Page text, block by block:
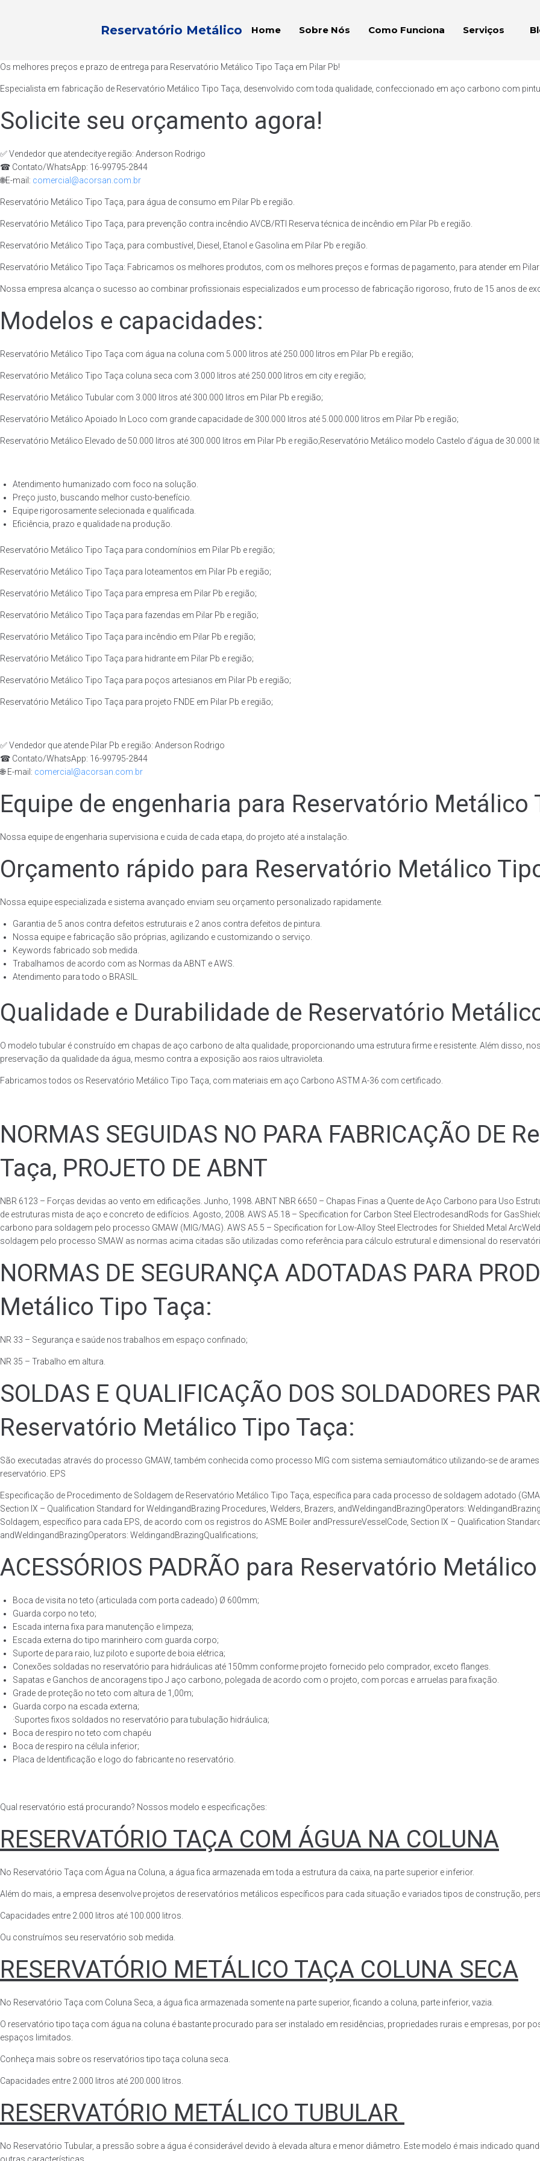
Reservatório Metálico Home Sobre Nós Como Funciona Serviços
Os melhores preços e prazo de entrega para Reservatório Metálico Tipo Taça em Pilar Pb!
Especialista em fabricação de Reservatório Metálico Tipo Taça, desenvolvido com toda qualidade, confeccionado em aço carbono com
Solicite seu orçamento agora!
✅ Vendedor que atendecitye região: Anderson Rodrigo
☎ Contato/WhatsApp: 16-99795-2844
🌐E-mail: comercial@acorsan.com.br
Reservatório Metálico Tipo Taça, para água de consumo em Pilar Pb e região.
Reservatório Metálico Tipo Taça, para prevenção contra incêndio AVCB/RTI Reserva técnica de incêndio em Pilar Pb e região.
Reservatório Metálico Tipo Taça, para combustível, Diesel, Etanol e Gasolina em Pilar Pb e região.
Reservatório Metálico Tipo Taça: Fabricamos os melhores produtos, com os melhores preços e formas de pagamento, para atender em Pilar
Nossa empresa alcança o sucesso ao combinar profissionais especializados e um processo de fabricação rigoroso, fruto de 15 anos de
Modelos e capacidades:
Reservatório Metálico Tipo Taça com água na coluna com 5.000 litros até 250.000 litros em Pilar Pb e região;
Reservatório Metálico Tipo Taça coluna seca com 3.000 litros até 250.000 litros em city e região;
Reservatório Metálico Tubular com 3.000 litros até 300.000 litros em Pilar Pb e região;
Reservatório Metálico Apoiado In Loco com grande capacidade de 300.000 litros até 5.000.000 litros em Pilar Pb e região;
Reservatório Metálico Elevado de 50.000 litros até 300.000 litros em Pilar Pb e região;Reservatório Metálico modelo Castelo d’água de 30.000
Atendimento humanizado com foco na solução.
Preço justo, buscando melhor custo-benefício.
Equipe rigorosamente selecionada e qualificada.
Eficiência, prazo e qualidade na produção.
Reservatório Metálico Tipo Taça para condomínios em Pilar Pb e região;
Reservatório Metálico Tipo Taça para loteamentos em Pilar Pb e região;
Reservatório Metálico Tipo Taça para empresa em Pilar Pb e região;
Reservatório Metálico Tipo Taça para fazendas em Pilar Pb e região;
Reservatório Metálico Tipo Taça para incêndio em Pilar Pb e região;
Reservatório Metálico Tipo Taça para hidrante em Pilar Pb e região;
Reservatório Metálico Tipo Taça para poços artesianos em Pilar Pb e região;
Reservatório Metálico Tipo Taça para projeto FNDE em Pilar Pb e região;
✅ Vendedor que atende Pilar Pb e região: Anderson Rodrigo
☎ Contato/WhatsApp: 16-99795-2844
🌐 E-mail: comercial@acorsan.com.br
Equipe de engenharia para Reservatório Metálico
Nossa equipe de engenharia supervisiona e cuida de cada etapa, do projeto até a instalação.
Orçamento rápido para Reservatório Metálico
Nossa equipe especializada e sistema avançado enviam seu orçamento personalizado rapidamente.
Garantia de 5 anos contra defeitos estruturais e 2 anos contra defeitos de pintura.
Nossa equipe e fabricação são próprias, agilizando e customizando o serviço.
Keywords fabricado sob medida.
Trabalhamos de acordo com as Normas da ABNT e AWS.
Atendimento para todo o BRASIL.
Qualidade e Durabilidade de Reservatório
O modelo tubular é construído em chapas de aço carbono de alta qualidade, proporcionando uma estrutura firme e resistente. Além disso,
preservação da qualidade da água, mesmo contra a exposição aos raios ultravioleta.
Fabricamos todos os Reservatório Metálico Tipo Taça, com materiais em aço Carbono ASTM A-36 com certificado.
NORMAS SEGUIDAS NO PARA FABRICAÇÃO DE
Taça, PROJETO DE ABNT
NBR 6123 – Forças devidas ao vento em edificações. Junho, 1998. ABNT NBR 6650 – Chapas Finas a Quente de Aço Carbono para Uso
de estruturas mista de aço e concreto de edifícios. Agosto, 2008. AWS A5.18 – Specification for Carbon Steel ElectrodesandRods for
carbono para soldagem pelo processo GMAW (MIG/MAG). AWS A5.5 – Specification for Low-Alloy Steel Electrodes for Shielded Metal
soldagem pelo processo SMAW as normas acima citadas são utilizadas como referência para cálculo estrutural e dimensional do
NORMAS DE SEGURANÇA ADOTADAS PARA
Metálico Tipo Taça:
NR 33 – Segurança e saúde nos trabalhos em espaço confinado;
NR 35 – Trabalho em altura.
SOLDAS E QUALIFICAÇÃO DOS SOLDADORES
Reservatório Metálico Tipo Taça:
São executadas através do processo GMAW, também conhecida como processo MIG com sistema semiautomático utilizando-se de
reservatório. EPS
Especificação de Procedimento de Soldagem de Reservatório Metálico Tipo Taça, específica para cada processo de soldagem adotado
Section IX – Qualification Standard for WeldingandBrazing Procedures, Welders, Brazers, andWeldingandBrazingOperators:
Soldagem, específico para cada EPS, de acordo com os registros do ASME Boiler andPressureVesselCode, Section IX – Qualification
andWeldingandBrazingOperators: WeldingandBrazingQualifications;
ACESSÓRIOS PADRÃO para Reservatório
Boca de visita no teto (articulada com porta cadeado) Ø 600mm;
Guarda corpo no teto;
Escada interna fixa para manutenção e limpeza;
Escada externa do tipo marinheiro com guarda corpo;
Suporte de para raio, luz piloto e suporte de boia elétrica;
Conexões soldadas no reservatório para hidráulicas até 150mm conforme projeto fornecido pelo comprador, exceto flanges.
Sapatas e Ganchos de ancoragens tipo J aço carbono, polegada de acordo com o projeto, com porcas e arruelas para fixação.
Grade de proteção no teto com altura de 1,00m;
Guarda corpo na escada externa;
·Suportes fixos soldados no reservatório para tubulação hidráulica;
Boca de respiro no teto com chapéu
Boca de respiro na célula inferior;
Placa de Identificação e logo do fabricante no reservatório.
Qual reservatório está procurando? Nossos modelo e especificações:
RESERVATÓRIO TAÇA COM ÁGUA NA COLUNA
No Reservatório Taça com Água na Coluna, a água fica armazenada em toda a estrutura da caixa, na parte superior e inferior.
Além do mais, a empresa desenvolve projetos de reservatórios metálicos específicos para cada situação e variados tipos de construção,
Capacidades entre 2.000 litros até 100.000 litros.
Ou construímos seu reservatório sob medida.
RESERVATÓRIO METÁLICO TAÇA COLUNA SECA
No Reservatório Taça com Coluna Seca, a água fica armazenada somente na parte superior, ficando a coluna, parte inferior, vazia.
O reservatório tipo taça com água na coluna é bastante procurado para ser instalado em residências, propriedades rurais e empresas, por
espaços limitados.
Conheça mais sobre os reservatórios tipo taça coluna seca.
Capacidades entre 2.000 litros até 200.000 litros.
RESERVATÓRIO METÁLICO TUBULAR
No Reservatório Tubular, a pressão sobre a água é considerável devido à elevada altura e menor diâmetro. Este modelo é mais indicado